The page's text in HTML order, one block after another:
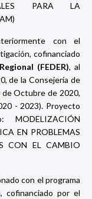
PARA LA
con el
cofinanciado
(FEDER), al
de la Consejería de
de Octubre de 2020,
- 2023). Proyecto
MODELIZACIÓN
EN PROBLEMAS
CON EL CAMBIO
con el programa
cofinanciado por el